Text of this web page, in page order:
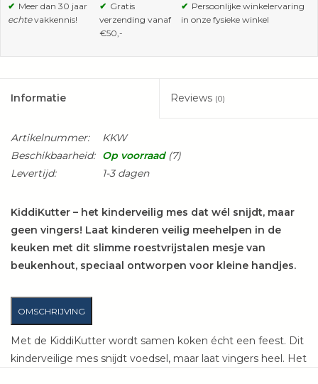
✔ Meer dan 30 jaar
echtevakkennis!
✔ Gratis
verzending vanaf
€50,-
✔ Persoonlijke winkelervaring
in onze fysieke winkel
Informatie Reviews (0)
Artikelnummer:
KKW
Beschikbaarheid:
Op voorraad(7)
Levertijd:
1-3 dagen
KiddiKutter – het kinderveilig mes dat wél snijdt, maar
geen vingers! Laat kinderen veilig meehelpen in de
keuken met dit slimme roestvrijstalen mesje van
beukenhout, speciaal ontworpen voor kleine handjes.
OMSCHRIJVING
Met de KiddiKutter wordt samen koken écht een feest. Dit
kinderveilige mes snijdt voedsel, maar laat vingers heel. Het